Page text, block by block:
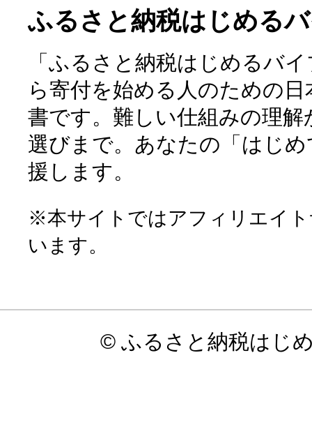
ふるさと納税はじめる
「ふるさと納税はじめるバ
ら寄付を始める人のための
書です。難しい仕組みの理
選びまで。あなたの「はじ
援します。
※本サイトではアフィリエイ
います。
© ふるさと納税はじ